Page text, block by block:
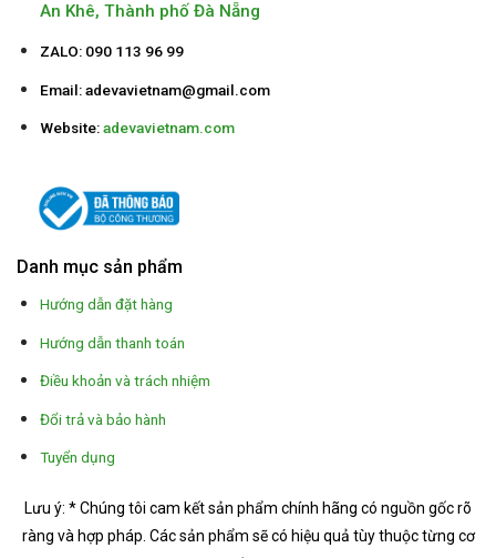
An Khê, Thành phố Đà Nẵng
ZALO: 090 113 96 99
Email: adevavietnam@gmail.com
Website: adevavietnam.com
Danh mục sản phẩm
Hướng dẫn đặt hàng
Hướng dẫn thanh toán
Điều khoản và trách nhiệm
Đổi trả và bảo hành
Tuyển dụng
Lưu ý: * Chúng tôi cam kết sản phẩm chính hãng có nguồn gốc rõ
ràng và hợp pháp. Các sản phẩm sẽ có hiệu quả tùy thuộc từng cơ